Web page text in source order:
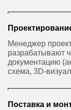
Менеджер
разрабатывают
документацию
схема, 3D-
Поставка и